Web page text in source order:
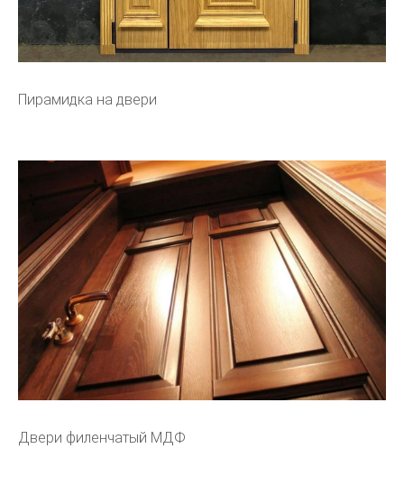
Пирамидка на двери
Двери филенчатый МДФ